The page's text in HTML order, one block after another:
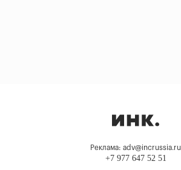
Реклама: adv@incrussia.ru
+7 977 647 52 51